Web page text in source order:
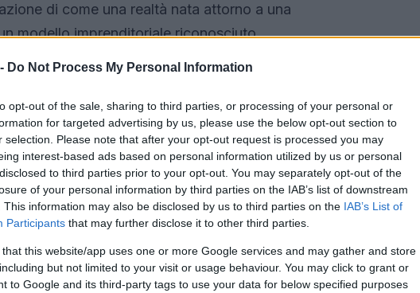
Do Not Process My Personal Information
opt-out of the sale, sharing to third parties, or processing of your personal or
for targeted advertising by us, please use the below opt-out section to
selection. Please note that after your opt-out request is processed you may
interest-based ads based on personal information utilized by us or personal
to third parties prior to your opt-out. You may separately opt-out of the
of your personal information by third parties on the IAB’s list of downstream
This information may also be disclosed by us to third parties on the IAB’s List of
Participants that may further disclose it to other third parties.
that this website/app uses one or more Google services and may gather and store
but not limited to your visit or usage behaviour. You may click to grant or
to Google and its third-party tags to use your data for below specified purposes
di come una realtà nata attorno a una
modello imprenditoriale riconosciuto.
progressivamente esteso la sua presenza
cliente e il rispetto della materia prima.
è alla base della crescita fino al
2026.